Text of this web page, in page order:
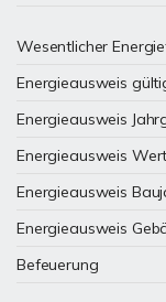
Wesentlicher
Energieausweis
Energieausweis
Energieausweis
Energieausweis
Energieausweis
Befeuerung